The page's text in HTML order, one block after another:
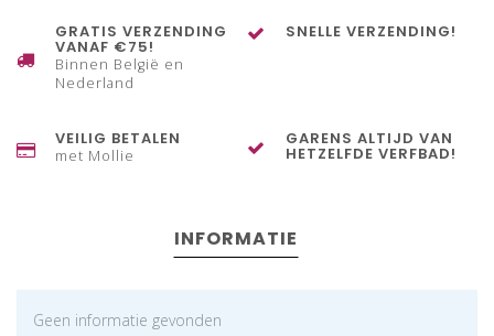
GRATIS VERZENDING
VANAF €75!
Binnen België en
Nederland
SNELLE VERZENDING!
VEILIG BETALEN
met Mollie
GARENS ALTIJD VAN
HETZELFDE VERFBAD!
INFORMATIE
Geen informatie gevonden